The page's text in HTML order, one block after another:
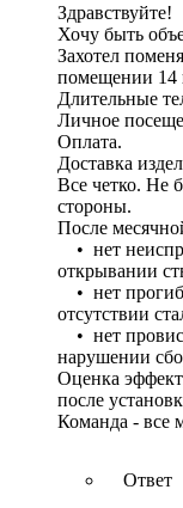
Здравствуйте!
Хочу быть
Захотел
помещении 14
Длительные
Личное
Оплата.
Доставка
Все четко. Не
стороны.
После
• нет
открывании
• нет
отсутствии
• нет
нарушении
Оценка
после
Команда - все
Ответ